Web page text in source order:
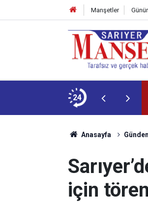
Manşetler
24
Anasayfa
için